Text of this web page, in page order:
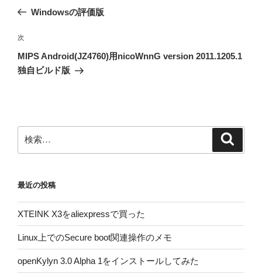
ビ
ゲ
ー
の
稿
Windowsの評価版
次
の
投
次
MIPS Android(JZ4760)用nicoWnnG version 2011.1205.1
独自ビルド版
索:
最近の投稿
XTEINK X3をaliexpressで買った
Linux上でのSecure boot関連操作のメモ
openKylyn 3.0 Alpha 1をインストールしてみた